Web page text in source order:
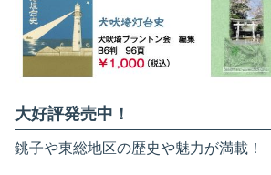
大好評発売中！
銚子や東総地区の歴史や魅力が満載！